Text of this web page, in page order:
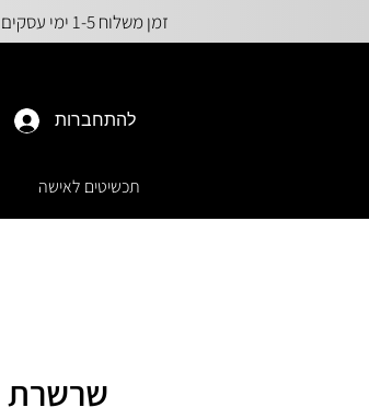
זמן משלוח 1-5 ימי עסקים
להתחברות
תכשיטים לאישה